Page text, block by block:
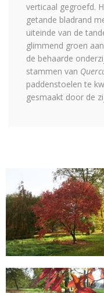
verticaal gegroefd.
getande bladrand
uiteinde van de
glimmend groen
de behaarde
stammen van
paddenstoelen te
gesmaakt door de